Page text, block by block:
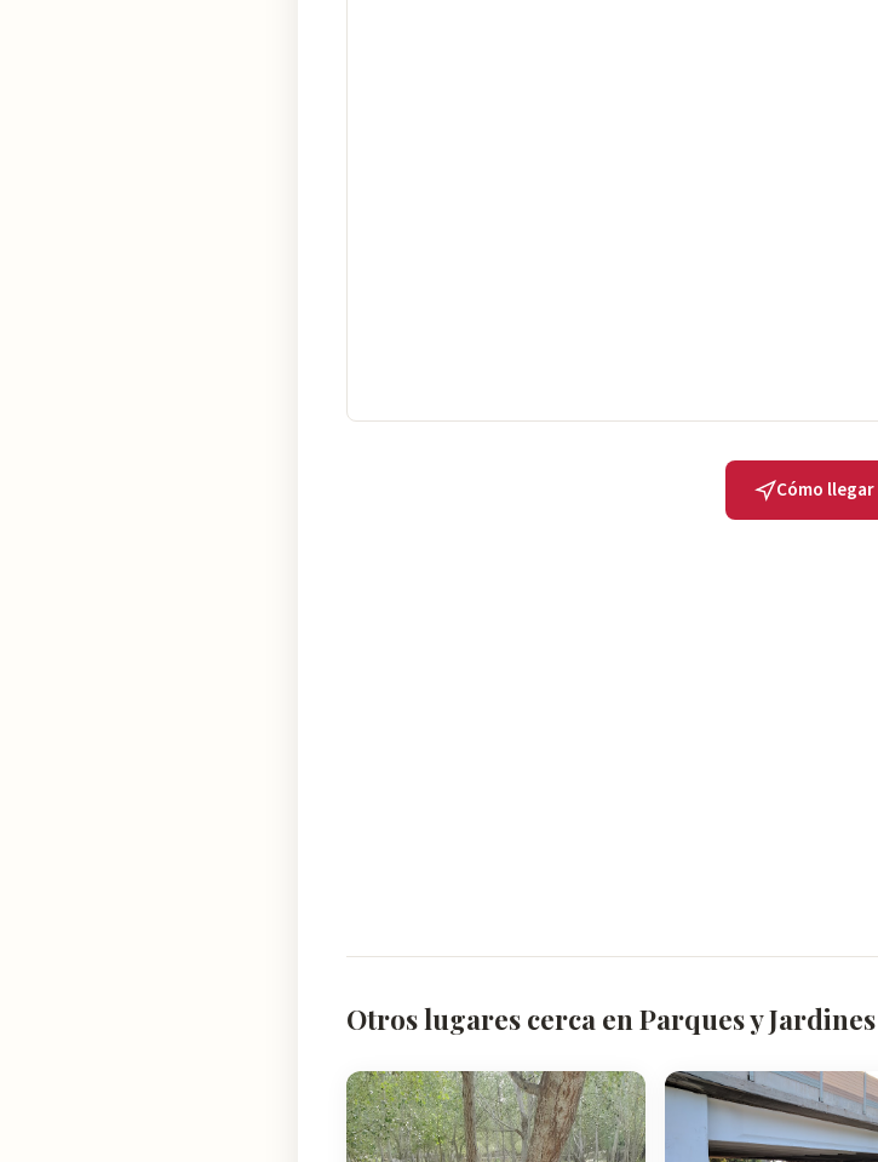
Cómo llegar
Otros lugares cerca en Parques y Jardines